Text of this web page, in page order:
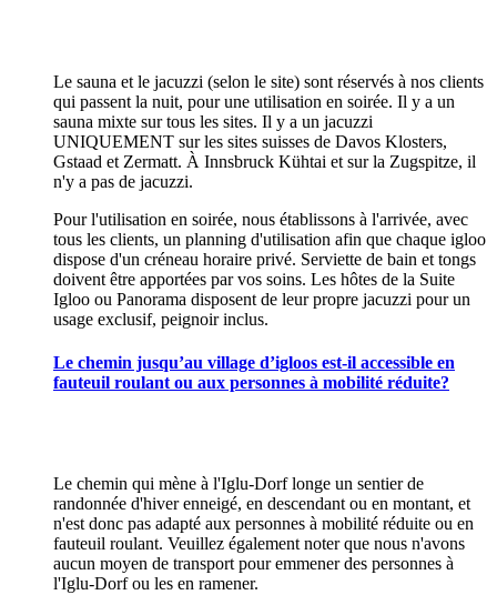
Le sauna et le jacuzzi (selon le site) sont réservés à nos clients
qui passent la nuit, pour une utilisation en soirée. Il y a un
sauna mixte sur tous les sites. Il y a un jacuzzi
UNIQUEMENT sur les sites suisses de Davos Klosters,
Gstaad et Zermatt. À Innsbruck Kühtai et sur la Zugspitze, il
n'y a pas de jacuzzi.
Pour l'utilisation en soirée, nous établissons à l'arrivée, avec
tous les clients, un planning d'utilisation afin que chaque igloo
dispose d'un créneau horaire privé. Serviette de bain et tongs
doivent être apportées par vos soins. Les hôtes de la Suite
Igloo ou Panorama disposent de leur propre jacuzzi pour un
usage exclusif, peignoir inclus.
Le chemin jusqu’au village d’igloos est-il accessible en
fauteuil roulant ou aux personnes à mobilité réduite?
Le chemin qui mène à l'Iglu-Dorf longe un sentier de
randonnée d'hiver enneigé, en descendant ou en montant, et
n'est donc pas adapté aux personnes à mobilité réduite ou en
fauteuil roulant. Veuillez également noter que nous n'avons
aucun moyen de transport pour emmener des personnes à
l'Iglu-Dorf ou les en ramener.